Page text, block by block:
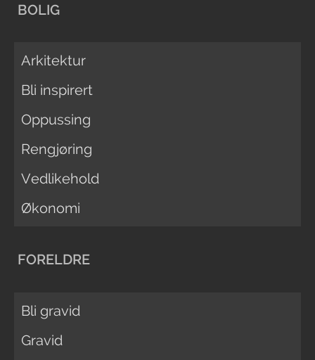
BOLIG
Arkitektur
Bli inspirert
Oppussing
Rengjøring
Vedlikehold
Økonomi
FORELDRE
Bli gravid
Gravid